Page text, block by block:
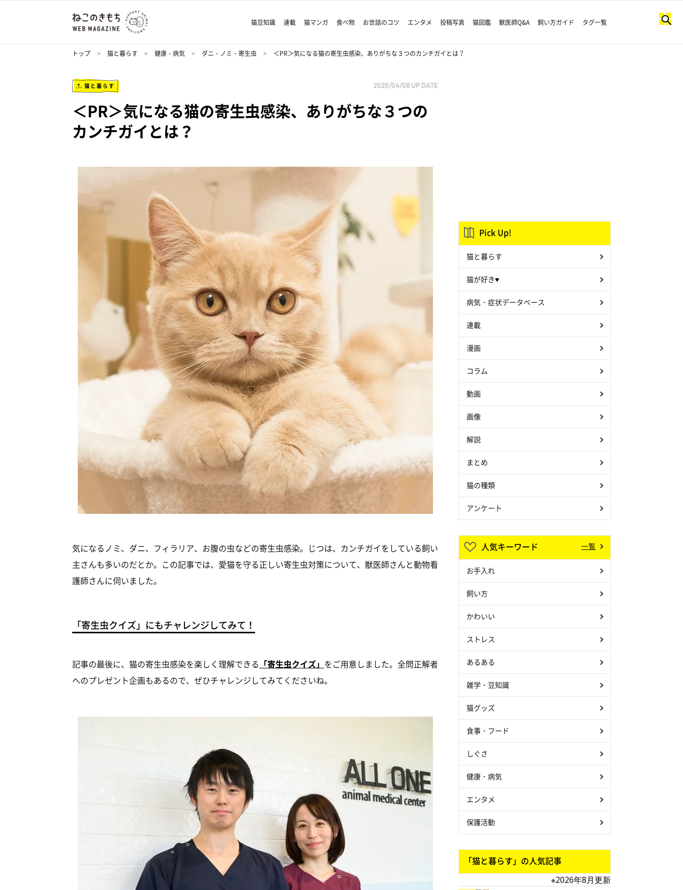
猫豆知識 連載 猫マンガ 食べ物 お世話のコツ エンタメ 投稿写真 猫図鑑 獣医師Q&A 飼い方ガイド タグ一覧
トップ 猫と暮らす 健康・病気 ダニ・ノミ・寄生虫 ＜PR＞気になる猫の寄生虫感染、ありがちな３つのカンチガイとは？
猫と暮らす 2020/04/08 UP DATE
＜PR＞気になる猫の寄生虫感染、ありがちな３つの
カンチガイとは？
気になるノミ、ダニ、フィラリア、お腹の虫などの寄生虫感染。じつは、カンチガイをしている飼い
主さんも多いのだとか。この記事では、愛猫を守る正しい寄生虫対策について、獣医師さんと動物看
護師さんに伺いました。
「寄生虫クイズ」にもチャレンジしてみて！
記事の最後に、猫の寄生虫感染を楽しく理解できる 「寄生虫クイズ」 をご用意しました。全問正解者
へのプレゼント企画もあるので、ぜひチャレンジしてみてくださいね。
Pick Up!
猫と暮らす
猫が好き♥
病気・症状データベース
連載
漫画
コラム
動画
画像
解説
まとめ
猫の種類
アンケート
人気キーワード 一覧
お手入れ
飼い方
かわいい
ストレス
あるある
雑学・豆知識
猫グッズ
食事・フード
しぐさ
健康・病気
エンタメ
保護活動
「猫と暮らす」の人気記事
※2026年8月更新